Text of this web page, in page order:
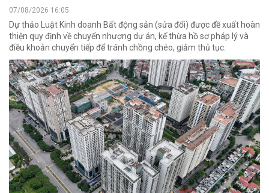
07/08/2026 16:05
Dự thảo Luật Kinh doanh Bất động sản (sửa đổi) được đề xuất hoàn
thiện quy định về chuyển nhượng dự án, kế thừa hồ sơ pháp lý và
điều khoản chuyển tiếp để tránh chồng chéo, giảm thủ tục.